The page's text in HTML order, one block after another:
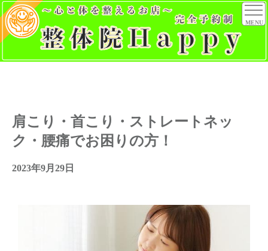
MENU
肩こり・首こり・ストレートネッ
ク・腰痛でお困りの方！
2023年9月29日